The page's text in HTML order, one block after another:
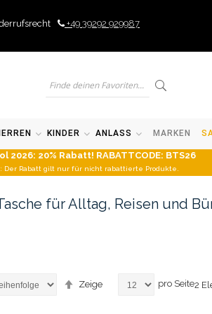
+49 39292 929987
KINDER ANLASS MARKEN
2026: 20% Rabatt! RABATTCODE: BTS26
Der Rabatt gilt nur für nicht rabattierte Produkte.
für Alltag, Reisen und
Absteigend
sortieren
Zeige pro Seite2